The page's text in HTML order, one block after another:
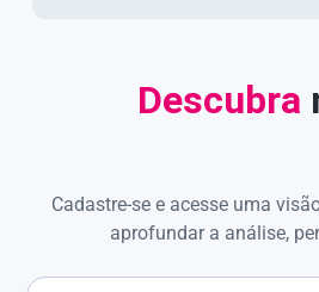
Descubra
Cadastre-se e acesse uma
aprofundar a análise,